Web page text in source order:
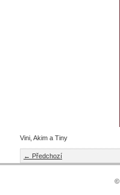
Vini, Akim a Tiny
← Předchozí
©